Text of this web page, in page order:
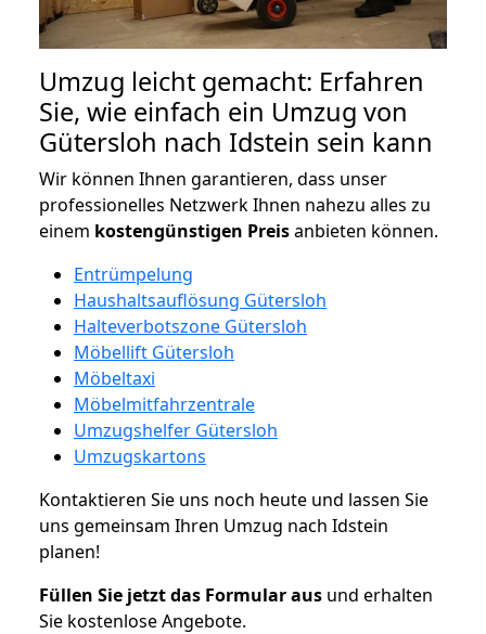
Umzug leicht gemacht: Erfahren
Sie, wie einfach ein Umzug von
Gütersloh nach Idstein sein kann
Wir können Ihnen garantieren, dass unser
professionelles Netzwerk Ihnen nahezu alles zu
einem kostengünstigen Preisanbieten können.
Entrümpelung
Haushaltsauflösung Gütersloh
Halteverbotszone Gütersloh
Möbellift Gütersloh
Möbeltaxi
Möbelmitfahrzentrale
Umzugshelfer Gütersloh
Umzugskartons
Kontaktieren Sie uns noch heute und lassen Sie
uns gemeinsam Ihren Umzug nach Idstein
planen!
Füllen Sie jetzt das Formular aus und erhalten
Sie kostenlose Angebote.